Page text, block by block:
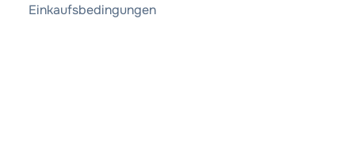
Einkaufsbedingungen